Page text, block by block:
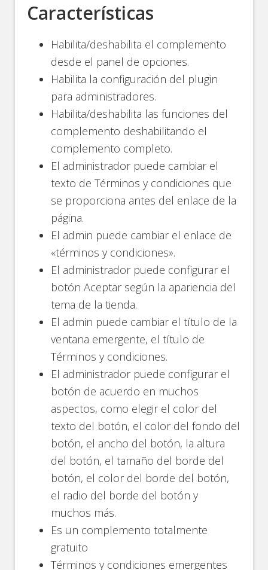
Características
Habilita/deshabilita el complemento
desde el panel de opciones.
Habilita la configuración del plugin
para administradores.
Habilita/deshabilita las funciones del
complemento deshabilitando el
complemento completo.
El administrador puede cambiar el
texto de Términos y condiciones que
se proporciona antes del enlace de la
página.
El admin puede cambiar el enlace de
«términos y condiciones».
El administrador puede configurar el
botón Aceptar según la apariencia del
tema de la tienda.
El admin puede cambiar el título de la
ventana emergente, el título de
Términos y condiciones.
El administrador puede configurar el
botón de acuerdo en muchos
aspectos, como elegir el color del
texto del botón, el color del fondo del
botón, el ancho del botón, la altura
del botón, el tamaño del borde del
botón, el color del borde del botón,
el radio del borde del botón y
muchos más.
Es un complemento totalmente
gratuito
Términos y condiciones emergentes